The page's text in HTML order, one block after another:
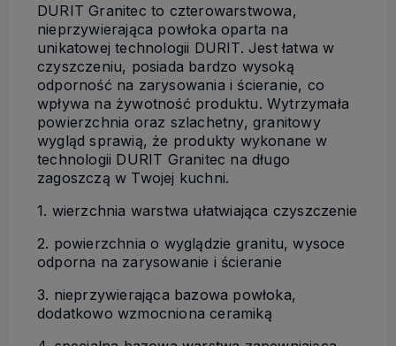
DURIT Granitec to czterowarstwowa,
nieprzywierająca powłoka oparta na
unikatowej technologii DURIT. Jest łatwa w
czyszczeniu, posiada bardzo wysoką
odporność na zarysowania i ścieranie, co
wpływa na żywotność produktu. Wytrzymała
powierzchnia oraz szlachetny, granitowy
wygląd sprawią, że produkty wykonane w
technologii DURIT Granitec na długo
zagoszczą w Twojej kuchni.
1. wierzchnia warstwa ułatwiająca czyszczenie
2. powierzchnia o wyglądzie granitu, wysoce
odporna na zarysowanie i ścieranie
3. nieprzywierająca bazowa powłoka,
dodatkowo wzmocniona ceramiką